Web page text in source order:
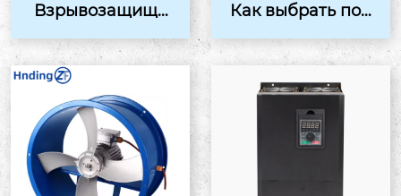
Взрывозащище
севой вентилято
р FBD ...
Как выбрать под
ный вентилятор
по ...